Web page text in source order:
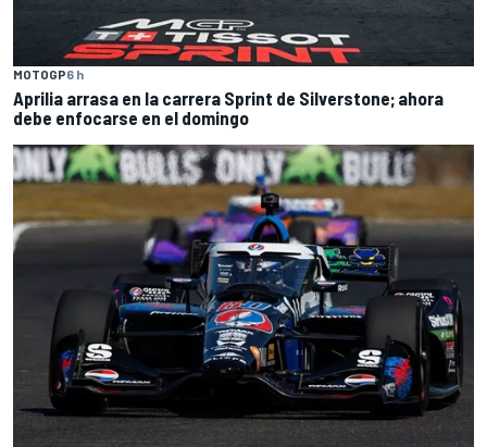
MOTOGP6 h
Aprilia arrasa en la carrera Sprint de Silverstone; ahora
debe enfocarse en el domingo